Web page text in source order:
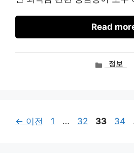
Read
카정보
← 이전
페
1 …
페
32
페
33
페
34